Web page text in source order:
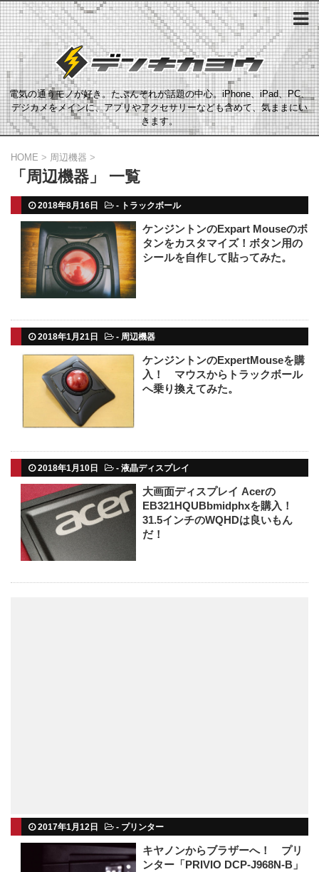
電気の通うモノが好き。たぶんそれが話題の中心。iPhone、iPad、PC、
デジカメをメインに、アプリやアクセサリーなども含めて、気ままにい
きます。
HOME > 周辺機器 >
「周辺機器」 一覧
2018年8月16日 - トラックボール
ケンジントンのExpart Mouseのボ
タンをカスタマイズ！ボタン用の
シールを自作して貼ってみた。
2018年1月21日 - 周辺機器
ケンジントンのExpertMouseを購
入！ マウスからトラックボール
へ乗り換えてみた。
2018年1月10日 - 液晶ディスプレイ
大画面ディスプレイ Acerの
EB321HQUBbmidphxを購入！
31.5インチのWQHDは良いもん
だ！
2017年1月12日 - プリンター
キヤノンからブラザーへ！ プリ
ンター「PRIVIO DCP-J968N-B」